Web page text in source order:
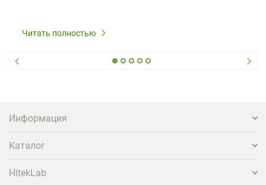
Читать полностью
Информация
Каталог
HitekLab